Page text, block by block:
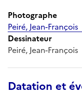
Photographe
Peiré, Jean-François
Dessinateur
Peiré, Jean-François
Datation et